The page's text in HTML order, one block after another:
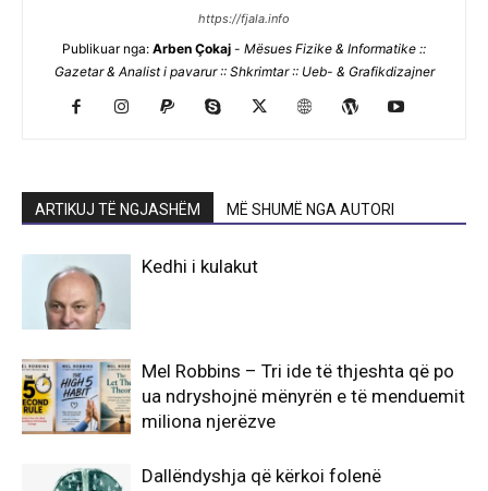
https://fjala.info
Publikuar nga: Arben Çokaj - Mësues Fizike & Informatike ::
Gazetar & Analist i pavarur :: Shkrimtar :: Ueb- & Grafikdizajner
ARTIKUJ TË NGJASHËM MË SHUMË NGA AUTORI
Kedhi i kulakut
Mel Robbins – Tri ide të thjeshta që po
ua ndryshojnë mënyrën e të menduemit
miliona njerëzve
Dallëndyshja që kërkoi folenë